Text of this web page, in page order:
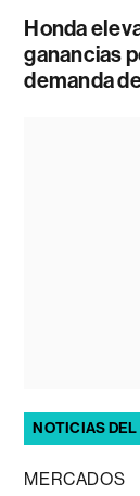
Honda
ganancias
demanda
NOTICIAS DEL
MERCADOS